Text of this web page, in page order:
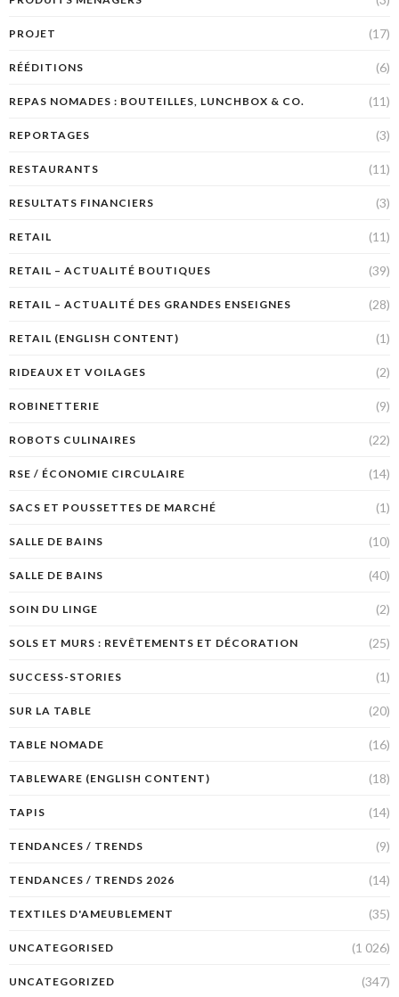
PROJET (17)
RÉÉDITIONS (6)
REPAS NOMADES : BOUTEILLES, LUNCHBOX & CO. (11)
REPORTAGES (3)
RESTAURANTS (11)
RESULTATS FINANCIERS (3)
RETAIL (11)
RETAIL – ACTUALITÉ BOUTIQUES (39)
RETAIL – ACTUALITÉ DES GRANDES ENSEIGNES (28)
RETAIL (ENGLISH CONTENT) (1)
RIDEAUX ET VOILAGES (2)
ROBINETTERIE (9)
ROBOTS CULINAIRES (22)
RSE / ÉCONOMIE CIRCULAIRE (14)
SACS ET POUSSETTES DE MARCHÉ (1)
SALLE DE BAINS (10)
SALLE DE BAINS (40)
SOIN DU LINGE (2)
SOLS ET MURS : REVÊTEMENTS ET DÉCORATION (25)
SUCCESS-STORIES (1)
SUR LA TABLE (20)
TABLE NOMADE (16)
TABLEWARE (ENGLISH CONTENT) (18)
TAPIS (14)
TENDANCES / TRENDS (9)
TENDANCES / TRENDS 2026 (14)
TEXTILES D'AMEUBLEMENT (35)
UNCATEGORISED (1 026)
UNCATEGORIZED (347)